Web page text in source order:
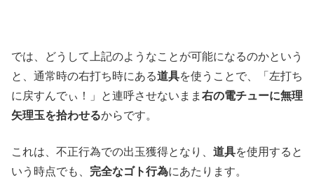
では、どうして上記のようなことが可能になるのかという
と、通常時の右打ち時にある道具を使うことで、「左打ち
に戻すんでぃ！」と連呼させないまま 右の電チューに無理
矢理玉を拾わせるからです。
これは、不正行為での出玉獲得となり、 道具を使用すると
いう時点でも、 完全なゴト行為にあたります。